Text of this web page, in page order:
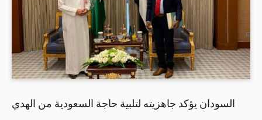
السودان يؤكد جاهزيته لتلبية حاجة السعودية من الهدي